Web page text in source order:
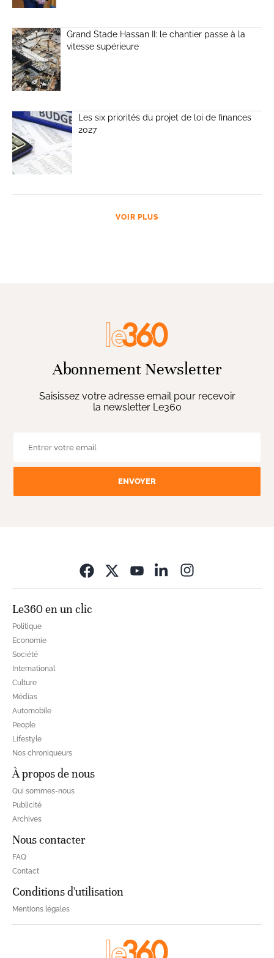
Grand Stade Hassan II: le chantier passe à la
vitesse supérieure
Les six priorités du projet de loi de finances
2027
VOIR PLUS
Abonnement Newsletter
Saisissez votre adresse email pour recevoir
la newsletter Le360
ENVOYER
Le360 en un clic
Politique
Economie
Société
International
Culture
Médias
Automobile
People
Lifestyle
Nos chroniqueurs
À propos de nous
Qui sommes-nous
Publicité
Archives
Nous contacter
FAQ
Contact
Conditions d'utilisation
Mentions légales